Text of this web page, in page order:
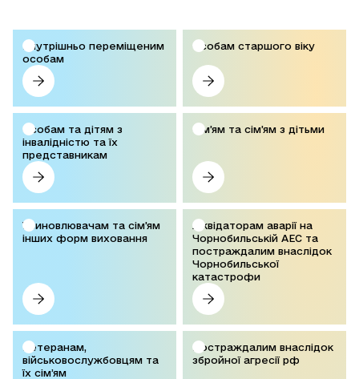
Внутрішньо переміщеним
особам
Особам старшого віку
Особам та дітям з
інвалідністю та їх
представникам
Сім’ям та сім’ям з дітьми
Усиновлювачам та сім’ям
інших форм виховання
Ліквідаторам аварії на
Чорнобильській АЕС та
постраждалим внаслідок
Чорнобильської
катастрофи
Ветеранам,
військовослужбовцям та
їх сімʼям
Постраждалим внаслідок
збройної агресії рф